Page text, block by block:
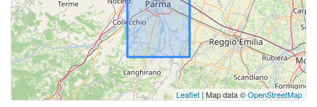
Leaflet | Map data ©OpenStreetMap